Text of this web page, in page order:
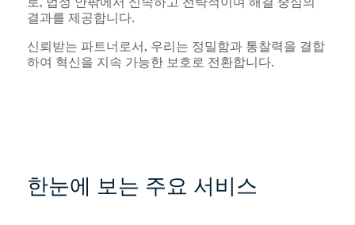
결과를 제공합니다.
신뢰받는 파트너로서, 우리는 정밀함과 통찰력을 결합
하여 혁신을 지속 가능한 보호로 전환합니다.
한눈에 보는 주요 서비스